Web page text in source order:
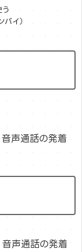
う
イ）
声通話の発着
声通話の発着